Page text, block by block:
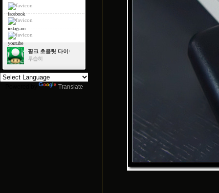
facebook
instagram
youtube
핑크 초콜릿 다이아몬드
루습히
Translate